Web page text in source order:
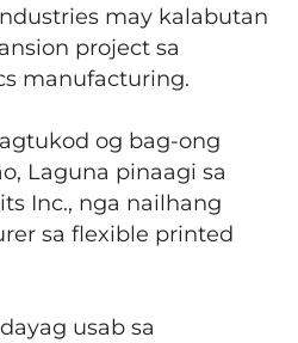
may kalabutan
project sa
manufacturing.
og bag-ong
Laguna pinaagi sa
Inc., nga nailhang
sa flexible printed
usab sa